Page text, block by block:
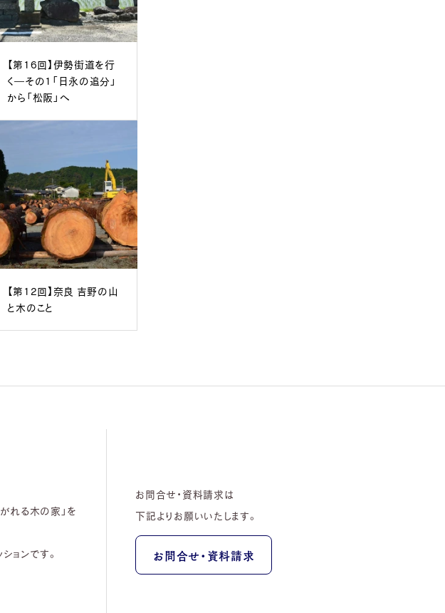
【第16回】伊勢街道を行
く―その1「日永の追分」
から「松阪」へ
【第12回】奈良 吉野の山
と木のこと
れる木の家」を
ョンです。
お問合せ・資料請求は
下記よりお願いいたします。
お問合せ・資料請求